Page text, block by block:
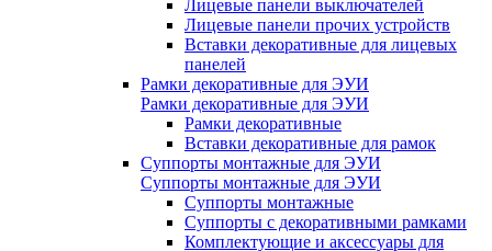
Лицевые панели выключателей
Лицевые панели прочих устройств
Вставки декоративные для лицевых
панелей
Рамки декоративные для ЭУИ
Рамки декоративные для ЭУИ
Рамки декоративные
Вставки декоративные для рамок
Суппорты монтажные для ЭУИ
Суппорты монтажные для ЭУИ
Суппорты монтажные
Суппорты с декоративными рамками
Комплектующие и аксессуары для